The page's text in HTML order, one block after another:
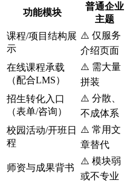
功能模块
普通企业
主题
课程/项目结构展
示
⚠️ 仅服务
介绍页面
在线课程承载
（配合LMS）
⚠️ 需大量
拼装
招生转化入口
（表单/咨询）
⚠️ 分散、
不成体系
校园活动/开班日
程
⚠️ 常用文
章替代
师资与成果背书
⚠️ 模块弱
或不专业